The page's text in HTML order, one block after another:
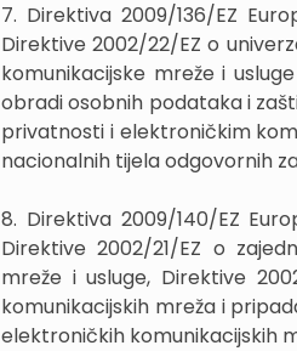
7. Direktiva 2009/136/EZ
Direktive 2002/22/EZ o
komunikacijske mreže i
obradi osobnih podataka i
privatnosti i elektroničkim
nacionalnih tijela odgovornih
8. Direktiva 2009/140/EZ
Direktive 2002/21/EZ o
mreže i usluge, Direktive
komunikacijskih mreža i
elektroničkih komunikacijskih